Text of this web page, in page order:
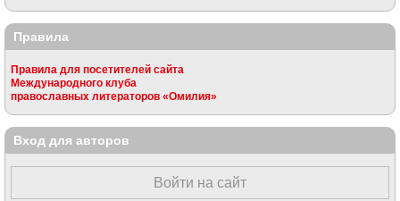
Правила
Правила для посетителей сайта
Международного клуба
православных литераторов «Омилия»
Вход для авторов
Войти на сайт